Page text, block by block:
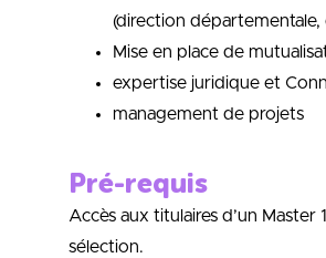
(direction
Mise en place de
expertise juridique et
management de projets
Pré-requis
Accès aux titulaires d’un
sélection.